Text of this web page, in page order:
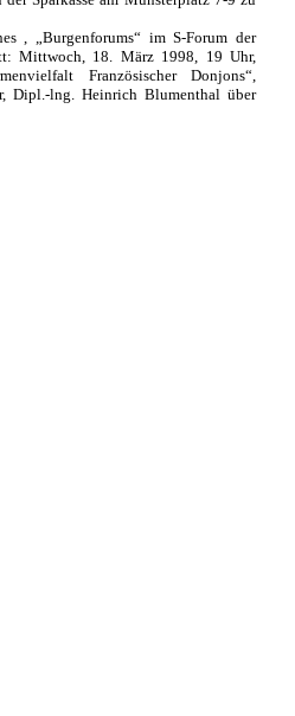
, „Burgenforums“ im S-Forum der
Mittwoch, 18. März 1998, 19 Uhr,
Französischer Donjons“,
Dipl.-lng. Heinrich Blumenthal über